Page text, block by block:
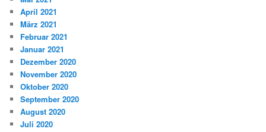
April 2021
März 2021
Februar 2021
Januar 2021
Dezember 2020
November 2020
Oktober 2020
September 2020
August 2020
Juli 2020